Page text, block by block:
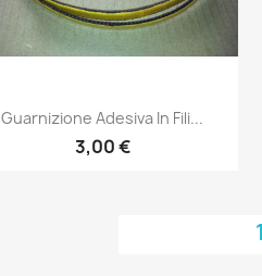
Anteprima
Guarnizione Adesiva In Fili...
3,00 €
1